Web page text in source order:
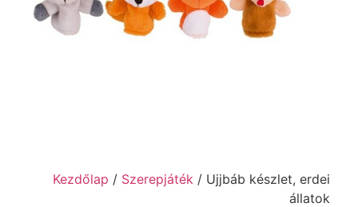
Kezdőlap / Szerepjáték / Ujjbáb készlet, erdei
állatok